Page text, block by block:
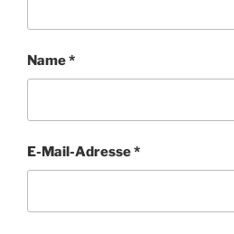
Name*
E-Mail-Adresse*